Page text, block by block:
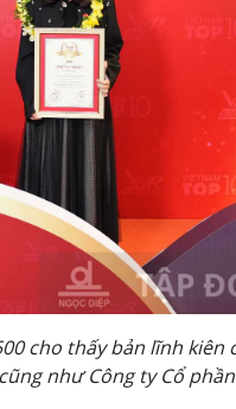
cho thấy bản lĩnh
như Công ty Cổ